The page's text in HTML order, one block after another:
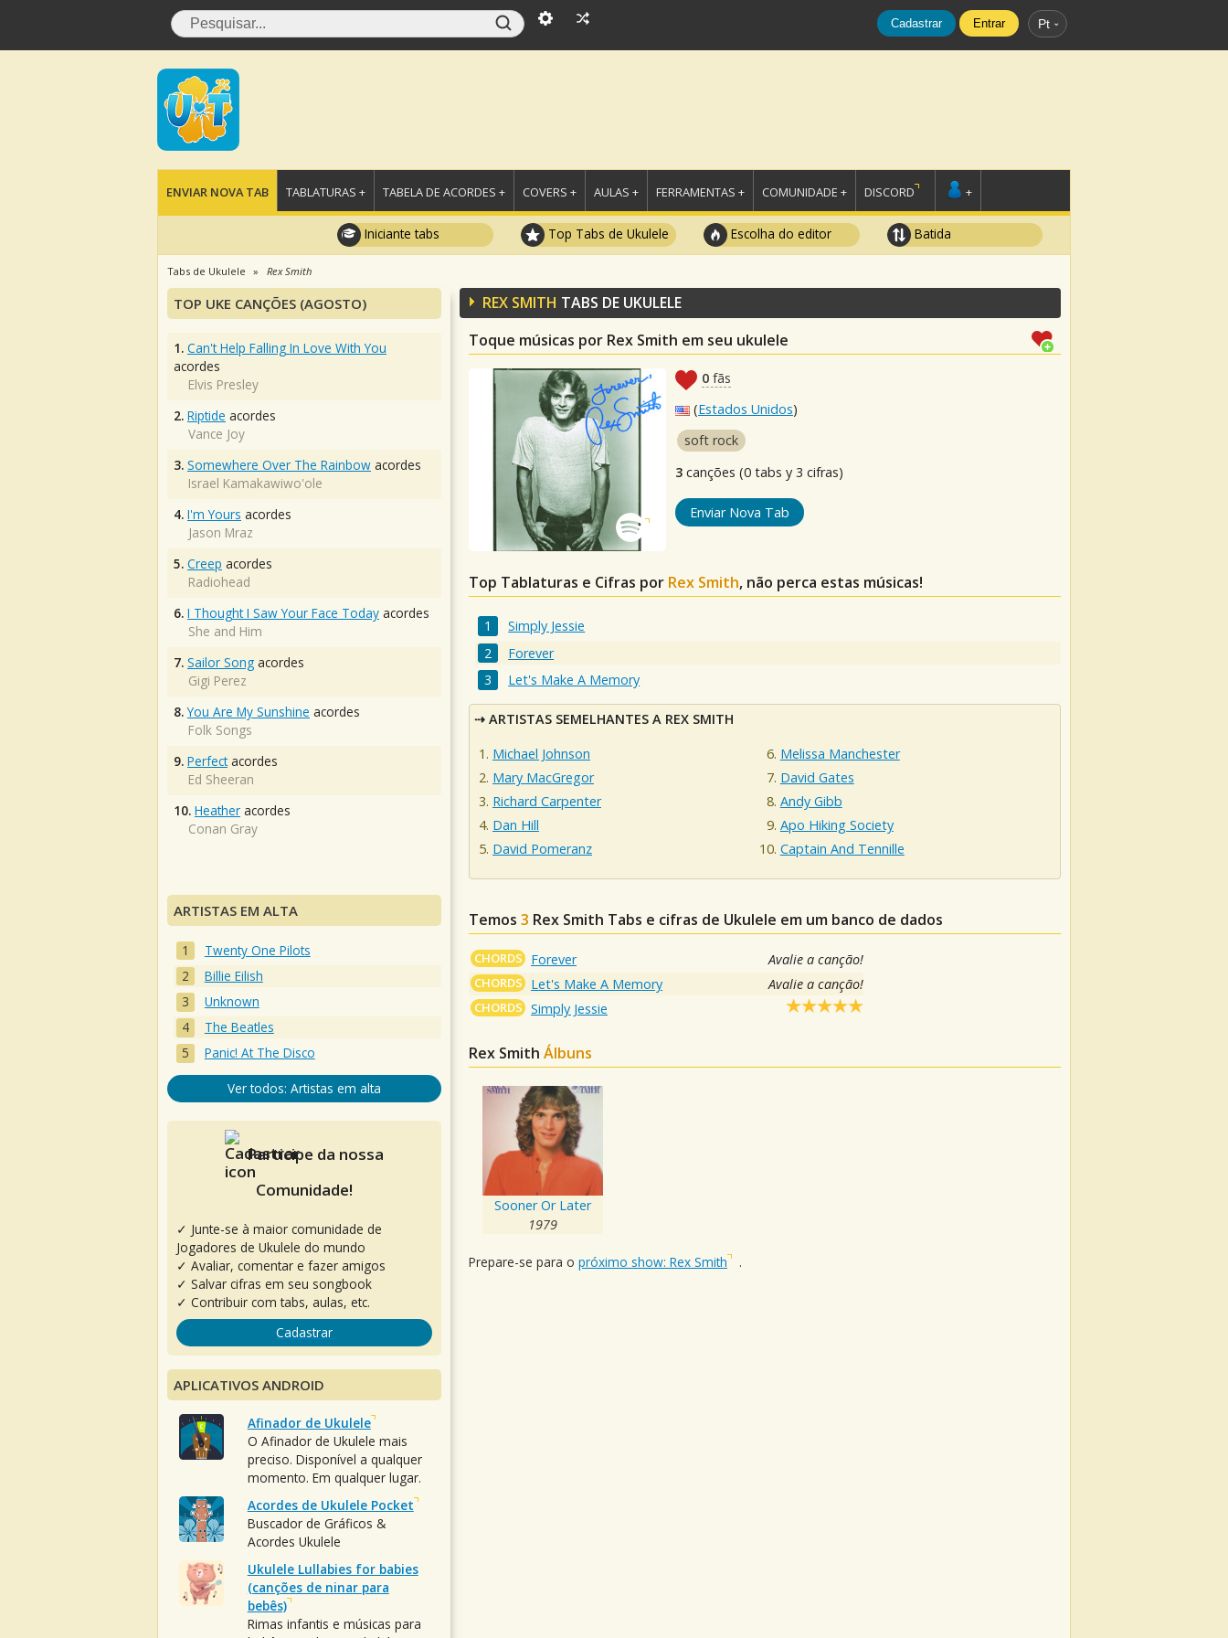
Cadastrar Entrar Pt
ENVIAR NOVA TAB TABLATURAS + TABELA DE ACORDES + COVERS + AULAS + FERRAMENTAS + COMUNIDADE + DISCORD +
Iniciante tabs Top Tabs de Ukulele Escolha do editor Batida
Tabs de Ukulele Rex Smith
REX SMITH TABS DE UKULELE
Toque músicas por Rex Smith em seu ukulele
0 fãs
(Estados Unidos)
soft rock
3 canções (0 tabs y 3 cifras)
Enviar Nova Tab
Top Tablaturas e Cifras por Rex Smith, não perca estas músicas!
Simply Jessie
Forever
Let's Make A Memory
ARTISTAS SEMELHANTES A REX SMITH
Michael Johnson
Mary MacGregor
Richard Carpenter
Dan Hill
David Pomeranz
Melissa Manchester
David Gates
Andy Gibb
Apo Hiking Society
Captain And Tennille
Temos 3 Rex Smith Tabs e cifras de Ukulele em um banco de dados
CHORDS Forever Avalie a canção!
CHORDS Let's Make A Memory Avalie a canção!
CHORDS Simply Jessie
Rex Smith Álbuns
Sooner Or Later
1979
Prepare-se para o próximo show: Rex Smith .
TOP UKE CANÇÕES (AGOSTO)
1. Can't Help Falling In Love With You
acordes
Elvis Presley
2. Riptide acordes
Vance Joy
3. Somewhere Over The Rainbow acordes
Israel Kamakawiwo'ole
4. I'm Yours acordes
Jason Mraz
5. Creep acordes
Radiohead
6. I Thought I Saw Your Face Today acordes
She and Him
7. Sailor Song acordes
Gigi Perez
8. You Are My Sunshine acordes
Folk Songs
9. Perfectacordes
Ed Sheeran
10. Heather acordes
Conan Gray
ARTISTAS EM ALTA
Twenty One Pilots
Billie Eilish
Unknown
The Beatles
Panic! At The Disco
Ver todos: Artistas em alta
Participe da nossa
Comunidade!
✓ Junte-se à maior comunidade de
Jogadores de Ukulele do mundo
✓ Avaliar, comentar e fazer amigos
✓ Salvar cifras em seu songbook
✓ Contribuir com tabs, aulas, etc.
Cadastrar
APLICATIVOS ANDROID
Afinador de Ukulele
O Afinador de Ukulele mais
preciso. Disponível a qualquer
momento. Em qualquer lugar.
Acordes de Ukulele Pocket
Buscador de Gráficos &
Acordes Ukulele
Ukulele Lullabies for babies
(canções de ninar para
bebês)
Rimas infantis e músicas para